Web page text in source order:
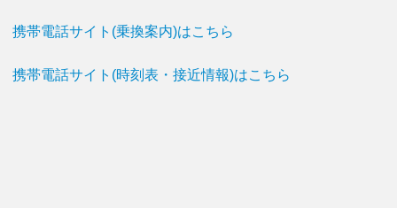
携帯電話サイト(乗換案内)はこちら
携帯電話サイト(時刻表・接近情報)はこちら